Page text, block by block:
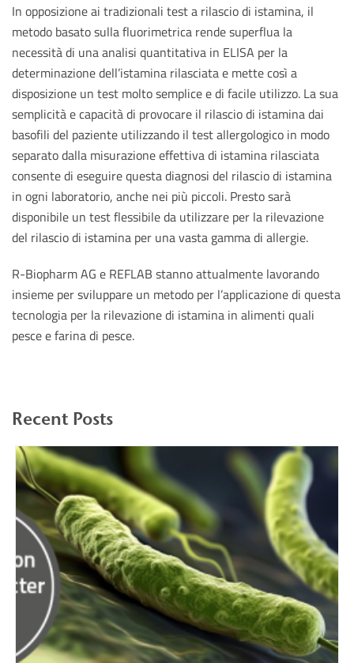
In opposizione ai tradizionali test a rilascio di istamina, il
metodo basato sulla fluorimetrica rende superflua la
necessità di una analisi quantitativa in ELISA per la
determinazione dell’istamina rilasciata e mette così a
disposizione un test molto semplice e di facile utilizzo. La sua
semplicità e capacità di provocare il rilascio di istamina dai
basofili del paziente utilizzando il test allergologico in modo
separato dalla misurazione effettiva di istamina rilasciata
consente di eseguire questa diagnosi del rilascio di istamina
in ogni laboratorio, anche nei più piccoli. Presto sarà
disponibile un test flessibile da utilizzare per la rilevazione
del rilascio di istamina per una vasta gamma di allergie.
R-Biopharm AG e REFLAB stanno attualmente lavorando
insieme per sviluppare un metodo per l’applicazione di questa
tecnologia per la rilevazione di istamina in alimenti quali
pesce e farina di pesce.
Recent Posts